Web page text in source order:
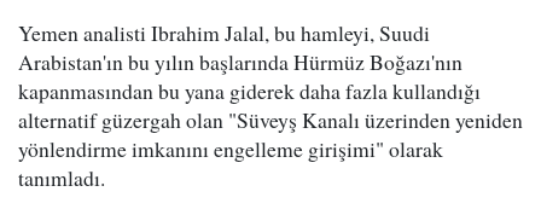
Yemen analisti Ibrahim Jalal, bu hamleyi, Suudi
Arabistan'ın bu yılın başlarında Hürmüz Boğazı'nın
kapanmasından bu yana giderek daha fazla kullandığı
alternatif güzergah olan "Süveyş Kanalı üzerinden yeniden
yönlendirme imkanını engelleme girişimi" olarak
tanımladı.